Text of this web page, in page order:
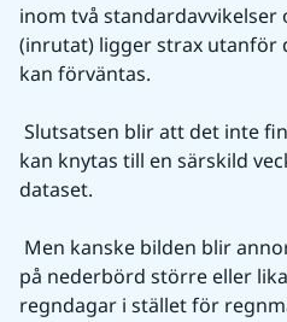
inom två standardavvikelser
(inrutat) ligger strax utanför
kan förväntas.
kan knytas till en särskild
dataset.
på nederbörd större eller
regndagar i stället för